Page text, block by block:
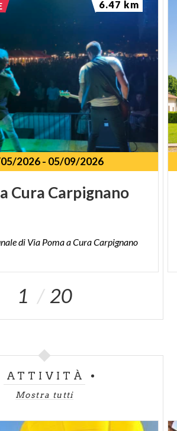
un’ampia gamma di
degli interni e degli
sulla base delle esigenze del
di auto, dal car valet al
e all’assistenza meccanica
A questo si aggiunge la
le attività legate all’automotive,
driver di GuidaSicura
- AUTOMOTIVE SAFETY CENTRE)
2026- 05/09/2026
a Cura Carpignano
di Via Poma a Cura Carpignano
6.47 km
1 20
ATTIVITÀ
Mostra tutti